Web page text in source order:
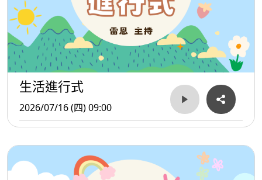
生活進行式
2026/07/16 (四) 09:00